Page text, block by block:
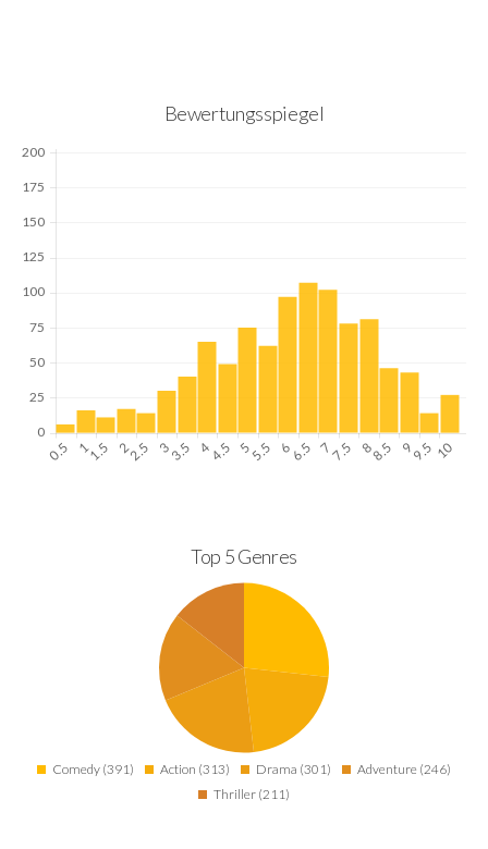
Bewertungsspiegel
Top 5 Genres
Comedy (391) Action (313) Drama (301)
Adventure (246)
Thriller (211)